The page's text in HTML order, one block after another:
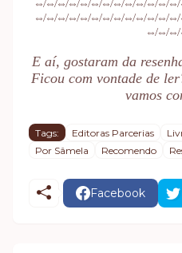
⇎⇎⇎⇎⇎⇎⇎⇎⇎⇎⇎⇎⇎
⇎⇎⇎⇎⇎⇎⇎⇎⇎⇎⇎⇎⇎
⇎⇎⇎
E aí, gostaram da
Ficou com vontade de
vamos
Tags: Editoras Parcerias
Por Sâmela
Recomendo
Facebook